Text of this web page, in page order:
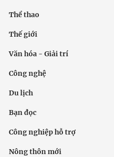
Thể thao
Thế giới
Văn hóa - Giải trí
Công nghệ
Du lịch
Bạn đọc
Công nghiệp hỗ trợ
Nông thôn mới